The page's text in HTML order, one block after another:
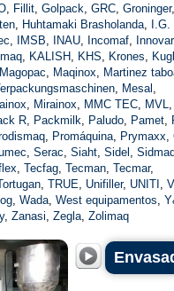
, Fillit, Golpack, GRC, Groninger
, Huhtamaki Brasholanda,
I.G.
, IMSB, INAU, Incomaf, Innovar
, KALISH, KHS, Krones,
Magopac, Maqinox, Martinez
, Mesal ,
, Mirainox, MMC TEC, MVL,
R, Packmilk, Paludo, Pamet,
, Promáquina, Prymaxx,
, Serac, Siaht, Sidel ,
, Tecfag, Tecman, Tecmar,
, TRUE, Unifiller, UNITI ,
, Wada, West equipamentos,
, Zanasi, Zegla, Zolimaq